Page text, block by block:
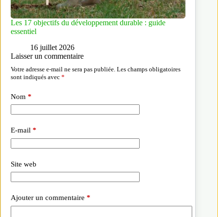
Les 17 objectifs du développement durable : guide
essentiel
16 juillet 2026
Laisser un commentaire
Votre adresse e-mail ne sera pas publiée. Les champs obligatoires
sont indiqués avec *
Nom *
E-mail *
Site web
Ajouter un commentaire *